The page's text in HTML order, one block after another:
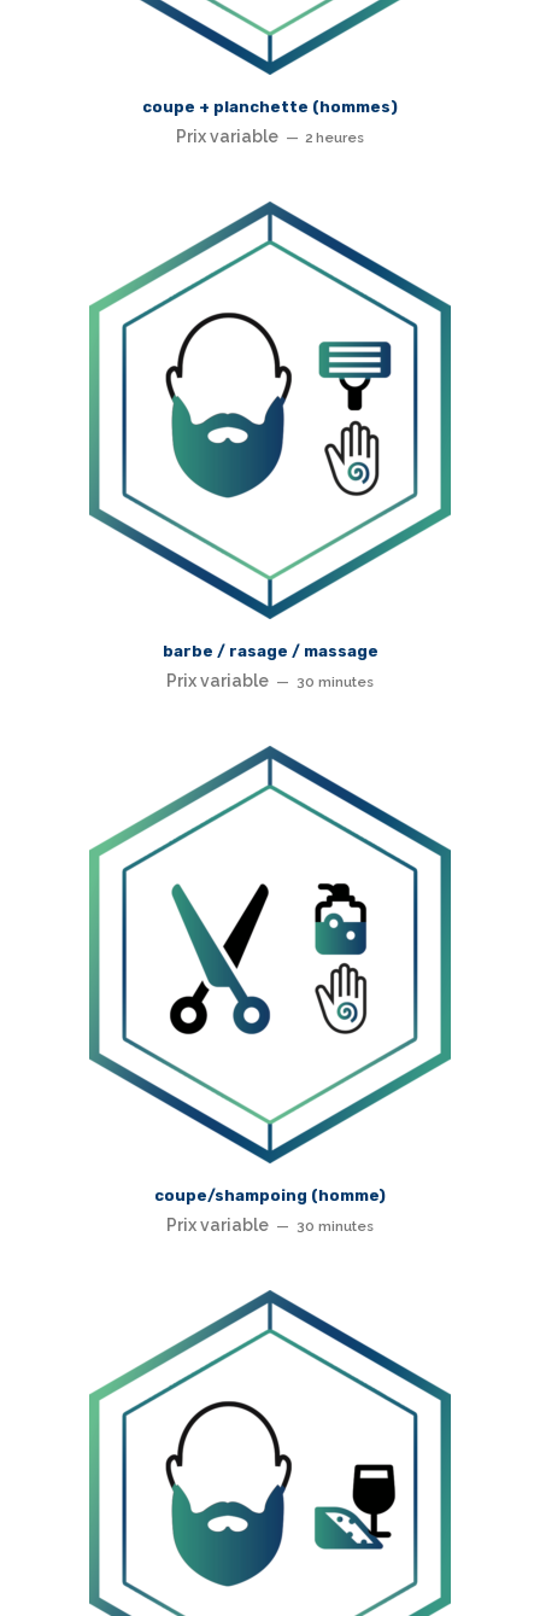
coupe + planchette (hommes)
Prix variable 2 heures
barbe / rasage / massage
Prix variable 30 minutes
coupe/shampoing (homme)
Prix variable 30 minutes